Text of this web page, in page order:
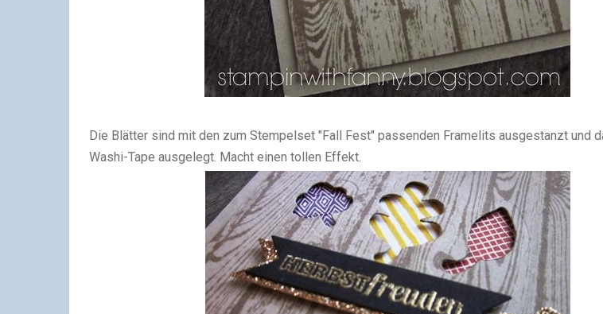
Die Blätter sind mit den zum Stempelset "Fall Fest" passenden Framelits ausgestanzt und
Washi-Tape ausgelegt. Macht einen tollen Effekt.